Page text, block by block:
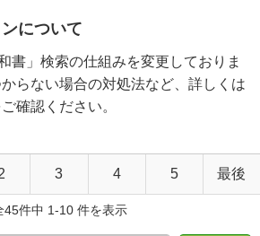
について
書」検索の仕組みを変更しておりま
らない場合の対処法など、詳しくは
ご確認ください。
3 4 5 最後
45件中 1-10 件を表示